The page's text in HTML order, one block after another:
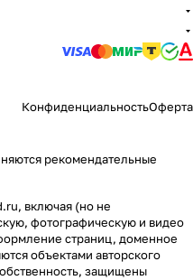
КонфиденциальностьОферта
рекомендательные
включая (но не
фотографическую и видео
страниц, доменное
объектами авторского
защищены